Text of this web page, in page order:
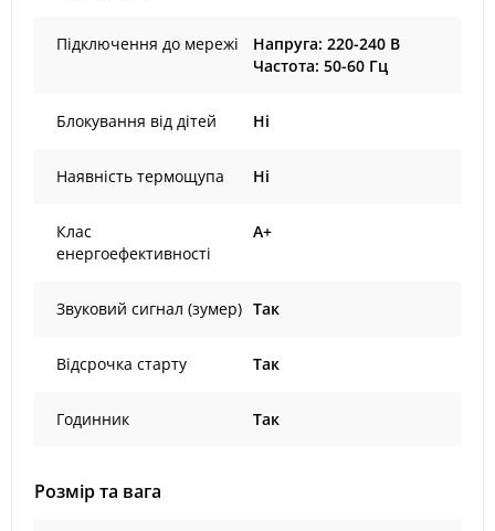
Підключення до мережі
Напруга: 220-240 В
Частота: 50-60 Гц
Блокування від дітей Ні
Наявність термощупа Ні
Клас
енергоефективності
A+
Звуковий сигнал (зумер) Так
Відсрочка старту Так
Годинник Так
Розмір та вага